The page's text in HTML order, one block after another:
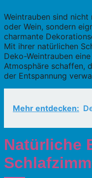
Weintrauben sind
oder Wein, sondern
charmante
Mit ihrer natürlichen
Deko-Weintrauben
Atmosphäre schaffen,
der Entspannung
Mehr entdecken:
Natürliche